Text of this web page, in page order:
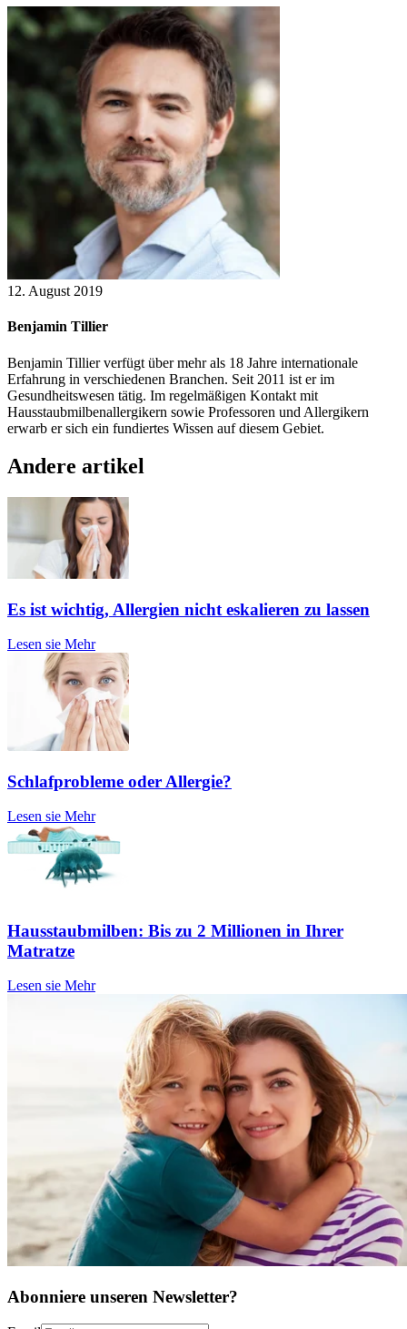
12. August 2019
Benjamin Tillier
Benjamin Tillier verfügt über mehr als 18 Jahre internationale
Erfahrung in verschiedenen Branchen. Seit 2011 ist er im
Gesundheitswesen tätig. Im regelmäßigen Kontakt mit
Hausstaubmilbenallergikern sowie Professoren und Allergikern
erwarb er sich ein fundiertes Wissen auf diesem Gebiet.
Andere artikel
Es ist wichtig, Allergien nicht eskalieren zu lassen
Lesen sie Mehr
Schlafprobleme oder Allergie?
Lesen sie Mehr
Hausstaubmilben: Bis zu 2 Millionen in Ihrer
Matratze
Lesen sie Mehr
Abonniere unseren Newsletter?